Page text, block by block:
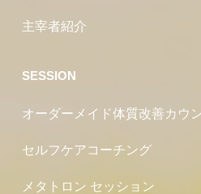
主宰者紹介
SESSION
オーダーメイド体質改善カウ
セルフケアコーチング
メタトロン セッション